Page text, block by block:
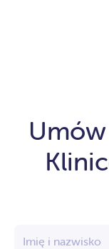
Imię i nazwisko